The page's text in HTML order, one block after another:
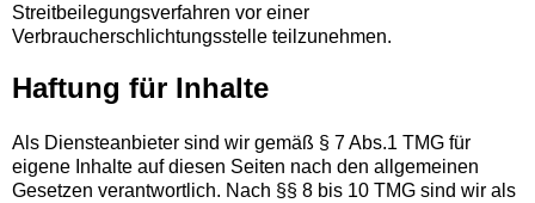
Streitbeilegungsverfahren vor einer
Verbraucherschlichtungsstelle teilzunehmen.
Haftung für Inhalte
Als Diensteanbieter sind wir gemäß § 7 Abs.1 TMG für
eigene Inhalte auf diesen Seiten nach den allgemeinen
Gesetzen verantwortlich. Nach §§ 8 bis 10 TMG sind wir als